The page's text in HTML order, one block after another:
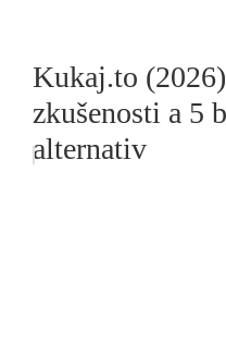
Kukaj.to
zkušenosti a 5
alternativ